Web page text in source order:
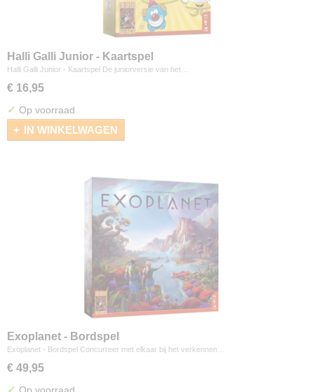
Halli Galli Junior - Kaartspel
Halli Galli Junior - Kaartspel De juniorversie van het…
€ 16,95
✓ Op voorraad
IN WINKELWAGEN
Exoplanet - Bordspel
Exoplanet - Bordspel Concurreer met elkaar bij het verkennen…
€ 49,95
✓